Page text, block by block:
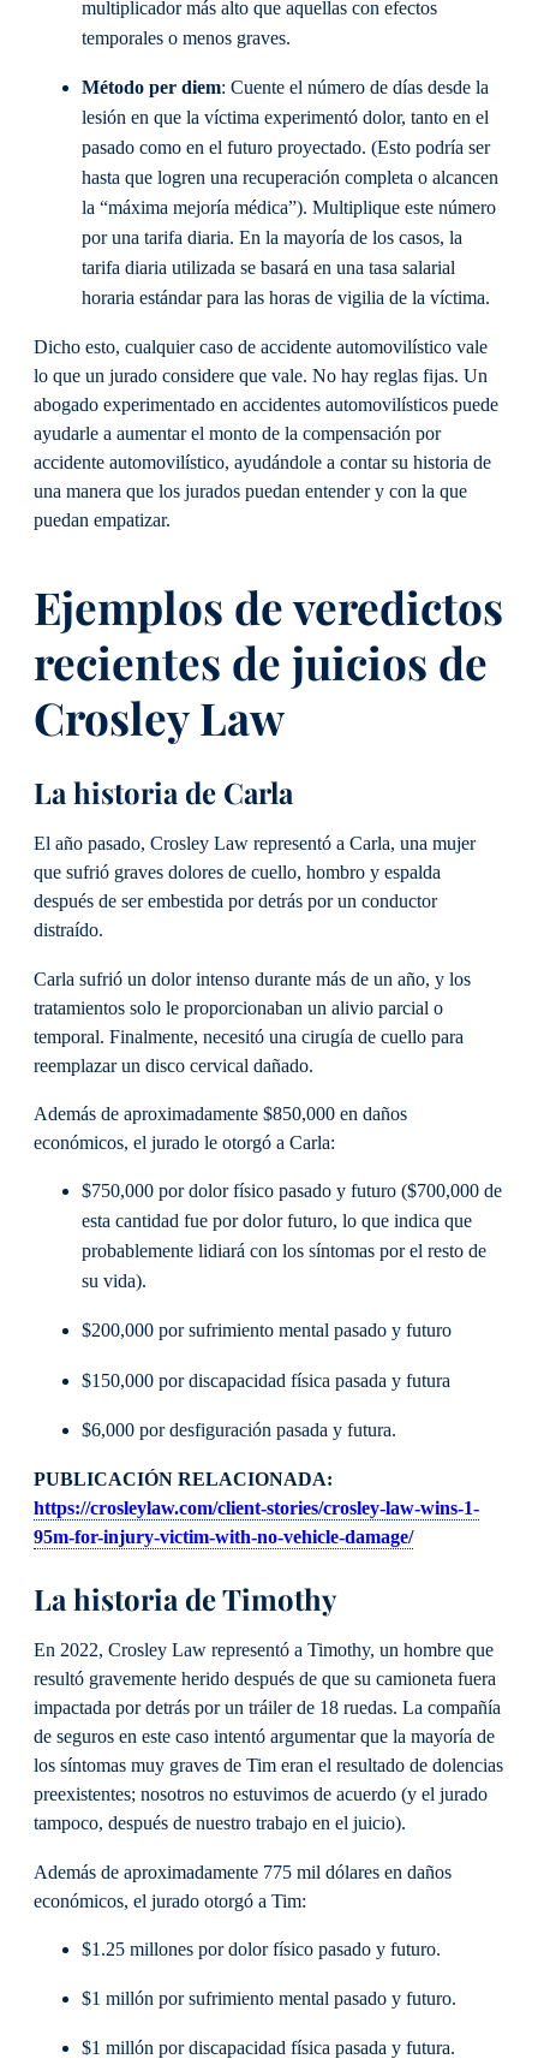
multiplicador más alto que aquellas con efectos
temporales o menos graves.
Método per diem: Cuente el número de días desde la
lesión en que la víctima experimentó dolor, tanto en el
pasado como en el futuro proyectado. (Esto podría ser
hasta que logren una recuperación completa o alcancen
la “máxima mejoría médica”). Multiplique este número
por una tarifa diaria. En la mayoría de los casos, la
tarifa diaria utilizada se basará en una tasa salarial
horaria estándar para las horas de vigilia de la víctima.
Dicho esto, cualquier caso de accidente automovilístico vale
lo que un jurado considere que vale. No hay reglas fijas. Un
abogado experimentado en accidentes automovilísticos puede
ayudarle a aumentar el monto de la compensación por
accidente automovilístico, ayudándole a contar su historia de
una manera que los jurados puedan entender y con la que
puedan empatizar.
Ejemplos de veredictos
recientes de juicios de
Crosley Law
La historia de Carla
El año pasado, Crosley Law representó a Carla, una mujer
que sufrió graves dolores de cuello, hombro y espalda
después de ser embestida por detrás por un conductor
distraído.
Carla sufrió un dolor intenso durante más de un año, y los
tratamientos solo le proporcionaban un alivio parcial o
temporal. Finalmente, necesitó una cirugía de cuello para
reemplazar un disco cervical dañado.
Además de aproximadamente $850,000 en daños
económicos, el jurado le otorgó a Carla:
$750,000 por dolor físico pasado y futuro ($700,000 de
esta cantidad fue por dolor futuro, lo que indica que
probablemente lidiará con los síntomas por el resto de
su vida).
$200,000 por sufrimiento mental pasado y futuro
$150,000 por discapacidad física pasada y futura
$6,000 por desfiguración pasada y futura.
PUBLICACIÓN RELACIONADA:
https://crosleylaw.com/client-stories/crosley-law-wins-1-
95m-for-injury-victim-with-no-vehicle-damage/
La historia de Timothy
En 2022, Crosley Law representó a Timothy, un hombre que
resultó gravemente herido después de que su camioneta fuera
impactada por detrás por un tráiler de 18 ruedas. La compañía
de seguros en este caso intentó argumentar que la mayoría de
los síntomas muy graves de Tim eran el resultado de dolencias
preexistentes; nosotros no estuvimos de acuerdo (y el jurado
tampoco, después de nuestro trabajo en el juicio).
Además de aproximadamente 775 mil dólares en daños
económicos, el jurado otorgó a Tim:
$1.25 millones por dolor físico pasado y futuro.
$1 millón por sufrimiento mental pasado y futuro.
$1 millón por discapacidad física pasada y futura.